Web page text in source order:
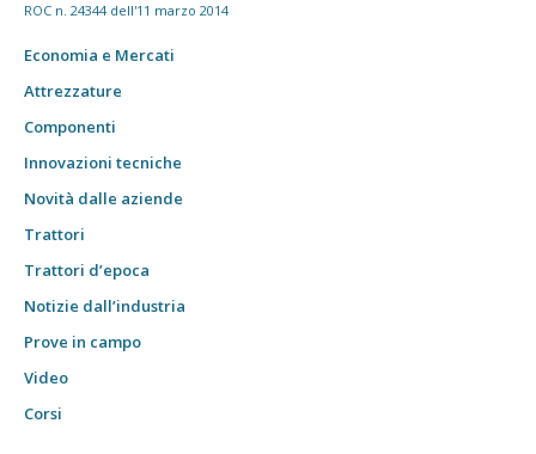
ROC n. 24344 dell'11 marzo 2014
Economia e Mercati
Attrezzature
Componenti
Innovazioni tecniche
Novità dalle aziende
Trattori
Trattori d’epoca
Notizie dall’industria
Prove in campo
Video
Corsi